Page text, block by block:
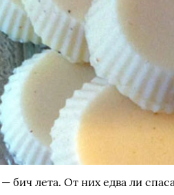
лета. От них едва ли